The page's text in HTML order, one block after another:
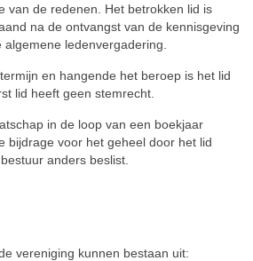
van de redenen. Het betrokken lid is
na de ontvangst van de kennisgeving
ledenvergadering.
en hangende het beroep is het lid
lid heeft geen stemrecht.
in de loop van een boekjaar
bijdrage voor het geheel door het lid
anders beslist.
vereniging kunnen bestaan uit: